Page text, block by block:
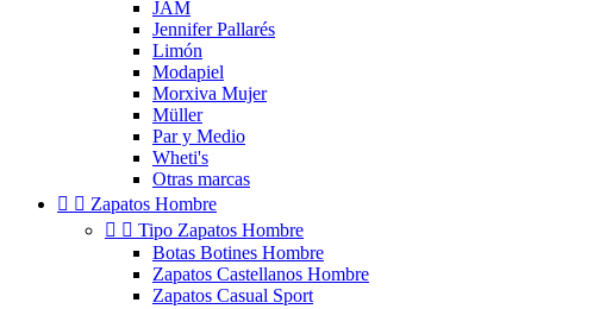
JAM
Jennifer Pallarés
Limón
Modapiel
Morxiva Mujer
Müller
Par y Medio
Wheti's
Otras marcas
  Zapatos Hombre
  Tipo Zapatos Hombre
Botas Botines Hombre
Zapatos Castellanos Hombre
Zapatos Casual Sport